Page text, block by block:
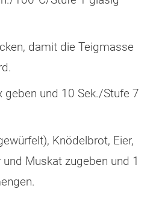
damit die Teigmasse
geben und 10 Sek./Stufe 7
Knödelbrot, Eier,
und Muskat zugeben und 1